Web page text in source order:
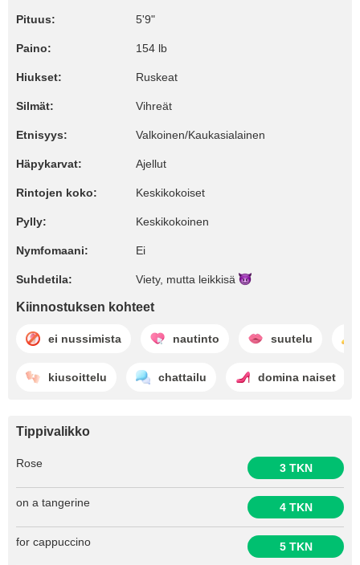
Pituus: 5'9"
Paino: 154 lb
Hiukset: Ruskeat
Silmät: Vihreät
Etnisyys: Valkoinen/Kaukasialainen
Häpykarvat: Ajellut
Rintojen koko: Keskikokoiset
Pylly: Keskikokoinen
Nymfomaani: Ei
Suhdetila: Viety, mutta leikkisä
Kiinnostuksen kohteet
ei nussimista nautinto suutelu
kiusoittelu chattailu domina naiset
Tippivalikko
Rose 3 TKN
on a tangerine 4 TKN
for cappuccino 5 TKN